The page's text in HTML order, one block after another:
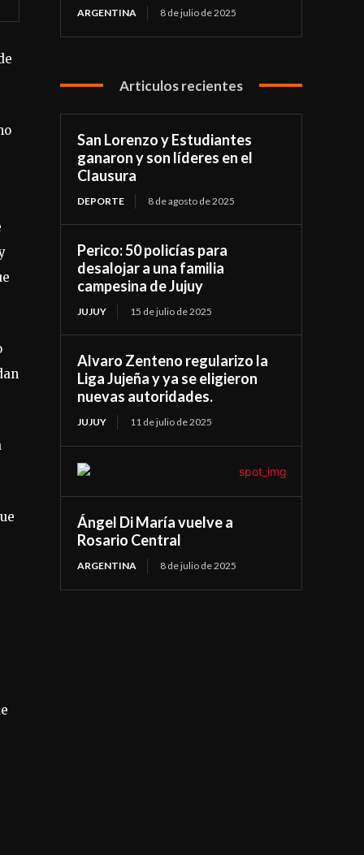
ARGENTINA 8 de julio de 2025
Articulos recientes
San Lorenzo y Estudiantes
ganaron y son líderes en el
Clausura
DEPORTE 8 de agosto de 2025
Perico: 50 policías para
desalojar a una familia
campesina de Jujuy
JUJUY 15 de julio de 2025
Alvaro Zenteno regularizo la
Liga Jujeña y ya se eligieron
nuevas autoridades.
JUJUY 11 de julio de 2025
Ángel Di María vuelve a
Rosario Central
ARGENTINA 8 de julio de 2025